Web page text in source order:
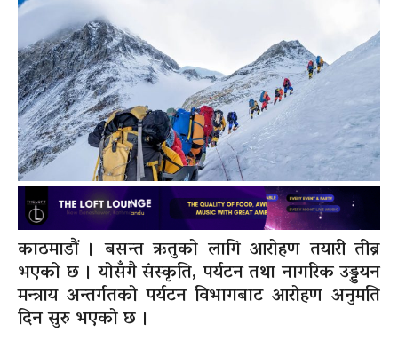
काठमाडौं । बसन्त ऋतुको लागि आरोहण तयारी तीब्र
भएको छ । योसँगै संस्कृति, पर्यटन तथा नागरिक उड्डयन
मन्त्राय अन्तर्गतको पर्यटन विभागबाट आरोहण अनुमति
दिन सुरु भएको छ ।